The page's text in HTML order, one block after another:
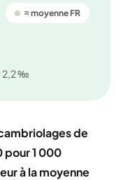
≈ moyenne FR
2,2 ‰
de
pour 1 000
à la moyenne